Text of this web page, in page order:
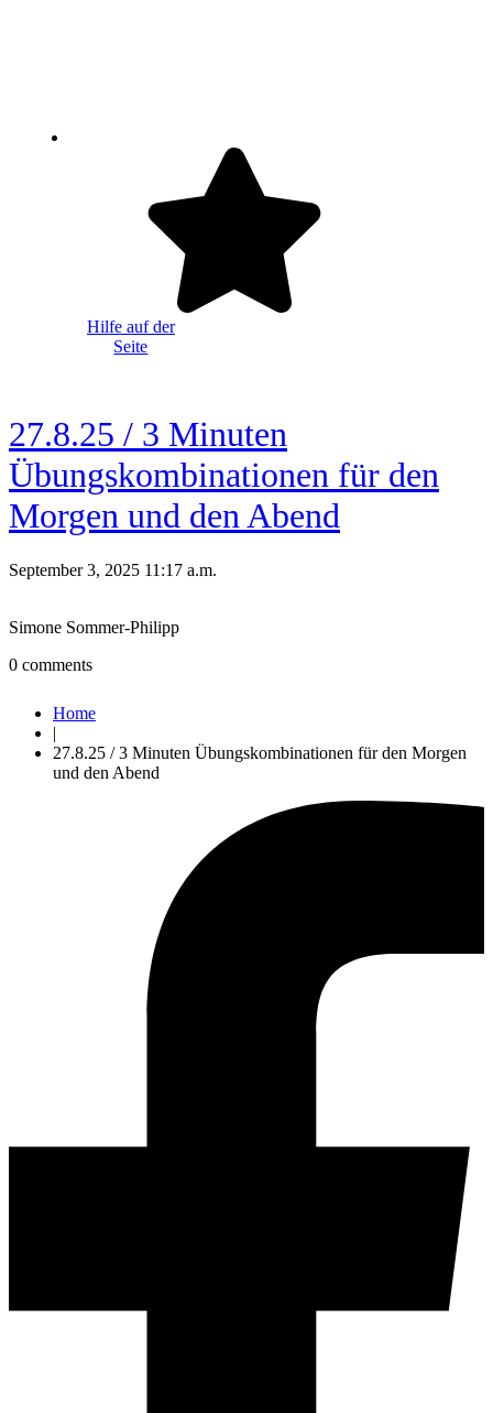
Hilfe auf der
Seite
27.8.25 / 3 Minuten
Übungskombinationen für den
Morgen und den Abend
September 3, 2025 11:17 a.m.
Simone Sommer-Philipp
0 comments
Home
|
27.8.25 / 3 Minuten Übungskombinationen für den Morgen
und den Abend